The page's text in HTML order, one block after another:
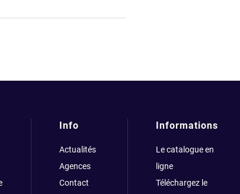
Info
Actualités
Agences
Contact
Informations
Le catalogue en
ligne
Téléchargez le